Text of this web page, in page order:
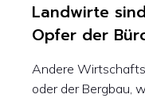
Landwirte
Opfer der
Andere
oder der Bergbau,